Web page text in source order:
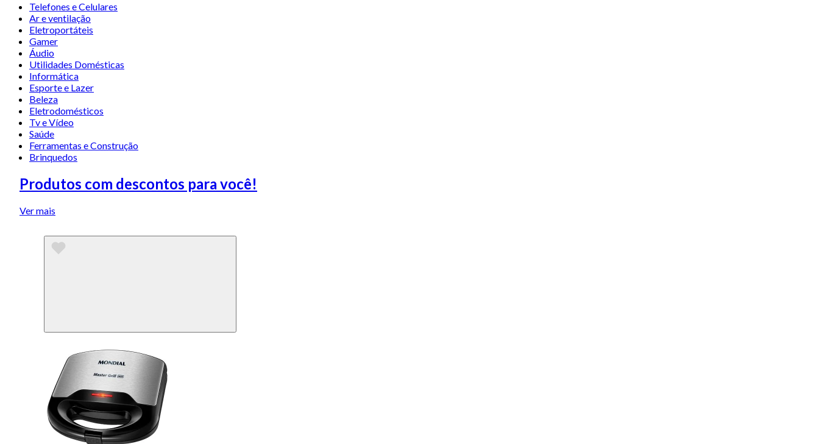
Telefones e Celulares
Ar e ventilação
Eletroportáteis
Gamer
Áudio
Utilidades Domésticas
Informática
Esporte e Lazer
Beleza
Eletrodomésticos
Tv e Vídeo
Saúde
Ferramentas e Construção
Brinquedos
Produtos com descontos para você!
Ver mais